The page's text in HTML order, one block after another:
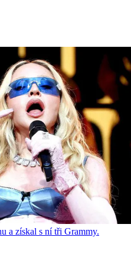
a získal s ní tři Grammy.